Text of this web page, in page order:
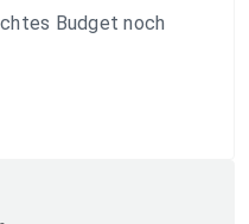
Budget noch